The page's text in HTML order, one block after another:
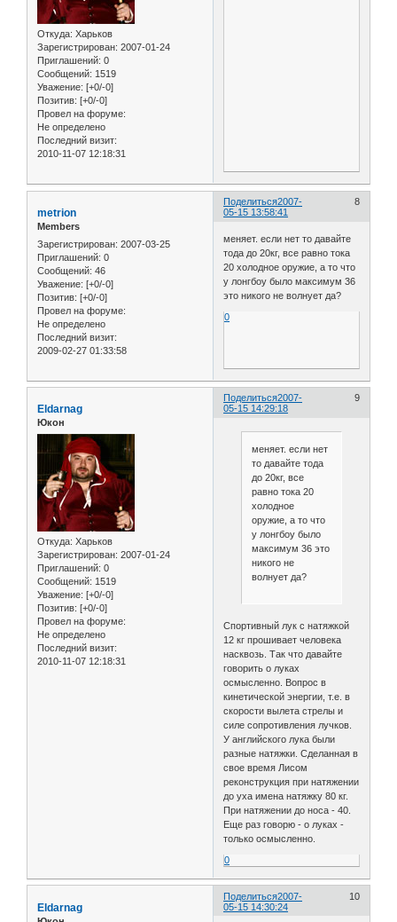
Откуда: Харьков
Зарегистрирован: 2007-01-24
Приглашений: 0
Сообщений: 1519
Уважение: [+0/-0]
Позитив: [+0/-0]
Провел на форуме:
Не определено
Последний визит:
2010-11-07 12:18:31
Поделиться 8
2007-
05-15 13:58:41
metrion
Members
Зарегистрирован: 2007-03-25
Приглашений: 0
Сообщений: 46
Уважение: [+0/-0]
Позитив: [+0/-0]
Провел на форуме:
Не определено
Последний визит:
2009-02-27 01:33:58
меняет. если нет то давайте
тода до 20кг, все равно тока
20 холодное оружие, а то что
у лонгбоу было максимум 36
это никого не волнует да?
0
Поделиться 9
2007-
05-15 14:29:18
Eldarnag
Юкон
Откуда: Харьков
Зарегистрирован: 2007-01-24
Приглашений: 0
Сообщений: 1519
Уважение: [+0/-0]
Позитив: [+0/-0]
Провел на форуме:
Не определено
Последний визит:
2010-11-07 12:18:31
меняет. если нет
то давайте тода
до 20кг, все
равно тока 20
холодное
оружие, а то что
у лонгбоу было
максимум 36 это
никого не
волнует да?
Спортивный лук с натяжкой
12 кг прошивает человека
насквозь. Так что давайте
говорить о луках
осмысленно. Вопрос в
кинетической энергии, т.е. в
скорости вылета стрелы и
силе сопротивления лучков.
У английского лука были
разные натяжки. Сделанная в
свое время Лисом
реконструкция при натяжении
до уха имена натяжку 80 кг.
При натяжении до носа - 40.
Еще раз говорю - о луках -
только осмысленно.
0
Поделиться 10
2007-
05-15 14:30:24
Eldarnag